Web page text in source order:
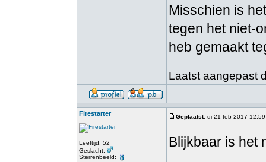
Misschien is
tegen het niet-
heb gemaakt
Laatst aangepast
Firestarter
Leeftijd: 52
Geslacht:
Sterrenbeeld:
Geplaatst: di 21 feb 2017 12:59
Blijkbaar is het